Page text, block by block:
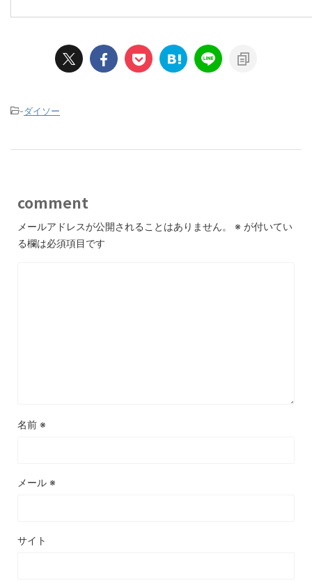
-ダイソー
comment
メールアドレスが公開されることはありません。 ※ が付いてい
る欄は必須項目です
名前 ※
メール ※
サイト